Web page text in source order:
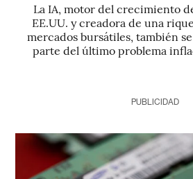
La IA, motor del crecimiento
EE.UU. y creadora de una
mercados bursátiles, también
parte del último problema
PUBLICIDAD